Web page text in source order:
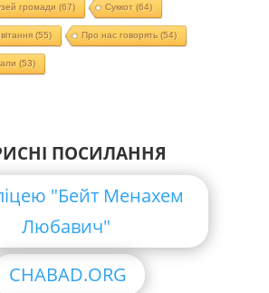
громади (67) Суккот (64)
(55) Про нас говорять (54)
(53)
ПОСИЛАННЯ
"Бейт Менахем
Любавич"
CHABAD.ORG